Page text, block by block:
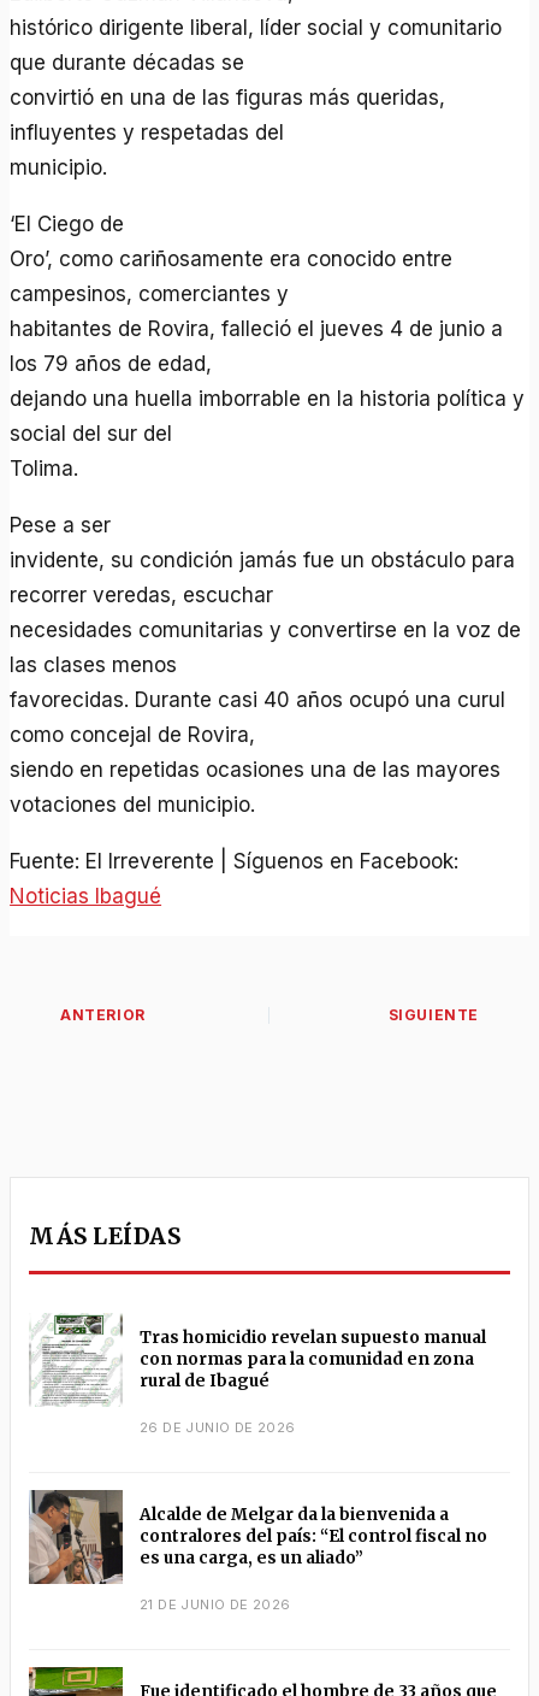
histórico dirigente liberal, líder social y comunitario
que durante décadas se
convirtió en una de las figuras más queridas,
influyentes y respetadas del
municipio.
‘El Ciego de
Oro’, como cariñosamente era conocido entre
campesinos, comerciantes y
habitantes de Rovira, falleció el jueves 4 de junio a
los 79 años de edad,
dejando una huella imborrable en la historia política y
social del sur del
Tolima.
Pese a ser
invidente, su condición jamás fue un obstáculo para
recorrer veredas, escuchar
necesidades comunitarias y convertirse en la voz de
las clases menos
favorecidas. Durante casi 40 años ocupó una curul
como concejal de Rovira,
siendo en repetidas ocasiones una de las mayores
votaciones del municipio.
Fuente: El Irreverente | Síguenos en Facebook:
Noticias Ibagué
MÁS LEÍDAS
Tras homicidio revelan supuesto manual
con normas para la comunidad en zona
rural de Ibagué
26 DE JUNIO DE 2026
Alcalde de Melgar da la bienvenida a
contralores del país: “El control fiscal no
es una carga, es un aliado”
21 DE JUNIO DE 2026
Fue identificado el hombre de 33 años que